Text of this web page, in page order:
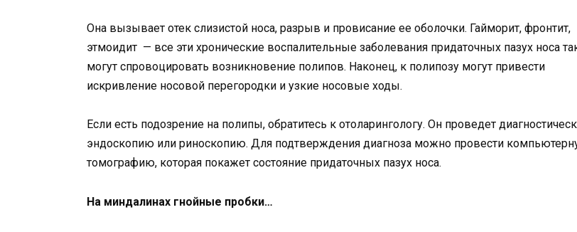
Она вызывает отек слизистой носа, разрыв и провисание ее оболочки. Гайморит, фронтит,
этмоидит — все эти хронические воспалительные заболевания придаточных пазух носа
могут спровоцировать возникновение полипов. Наконец, к полипозу могут привести
искривление носовой перегородки и узкие носовые ходы.
Если есть подозрение на полипы, обратитесь к отоларингологу. Он проведет
эндоскопию или риноскопию. Для подтверждения диагноза можно провести
томографию, которая покажет состояние придаточных пазух носа.
На миндалинах гнойные пробки…